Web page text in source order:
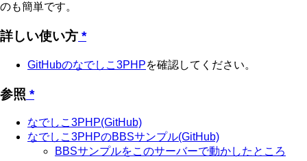
のも簡単です。
詳しい使い方 *
GitHubのなでしこ3PHPを確認してください。
参照 *
なでしこ3PHP(GitHub)
なでしこ3PHPのBBSサンプル(GitHub)
BBSサンプルをこのサーバーで動かしたところ